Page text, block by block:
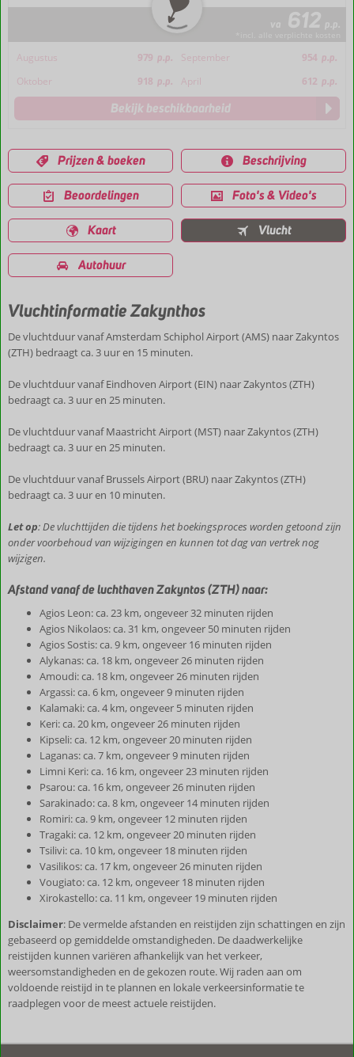
va 612 p.p.
Augustus 979 p.p. September 954 p.p.
Oktober
918 p.p. April 612 p.p.
Bekijk beschikbaarheid
Prijzen & boeken Beschrijving
Beoordelingen Foto's & Video's
Kaart Vlucht
Autohuur
Vluchtinformatie Zakynthos
De vluchtduur vanaf Amsterdam Schiphol Airport (AMS) naar Zakyntos
(ZTH) bedraagt ca. 3 uur en 15 minuten.
De vluchtduur vanaf Eindhoven Airport (EIN) naar Zakyntos (ZTH)
bedraagt ca. 3 uur en 25 minuten.
De vluchtduur vanaf Maastricht Airport (MST) naar Zakyntos (ZTH)
bedraagt ca. 3 uur en 25 minuten.
De vluchtduur vanaf Brussels Airport (BRU) naar Zakyntos (ZTH)
bedraagt ca. 3 uur en 10 minuten.
Let op: De vluchttijden die tijdens het boekingsproces worden getoond zijn
onder voorbehoud van wijzigingen en kunnen tot dag van vertrek nog
wijzigen.
Afstand vanaf de luchthaven Zakyntos (ZTH) naar:
Agios Leon: ca. 23 km, ongeveer 32 minuten rijden
Agios Nikolaos: ca. 31 km, ongeveer 50 minuten rijden
Agios Sostis: ca. 9 km, ongeveer 16 minuten rijden
Alykanas: ca. 18 km, ongeveer 26 minuten rijden
Amoudi: ca. 18 km, ongeveer 26 minuten rijden
Argassi: ca. 6 km, ongeveer 9 minuten rijden
Kalamaki: ca. 4 km, ongeveer 5 minuten rijden
Keri: ca. 20 km, ongeveer 26 minuten rijden
Kipseli: ca. 12 km, ongeveer 20 minuten rijden
Laganas: ca. 7 km, ongeveer 9 minuten rijden
Limni Keri: ca. 16 km, ongeveer 23 minuten rijden
Psarou: ca. 16 km, ongeveer 26 minuten rijden
Sarakinado: ca. 8 km, ongeveer 14 minuten rijden
Romiri: ca. 9 km, ongeveer 12 minuten rijden
Tragaki: ca. 12 km, ongeveer 20 minuten rijden
Tsilivi: ca. 10 km, ongeveer 18 minuten rijden
Vasilikos: ca. 17 km, ongeveer 26 minuten rijden
Vougiato: ca. 12 km, ongeveer 18 minuten rijden
Xirokastello: ca. 11 km, ongeveer 19 minuten rijden
Disclaimer: De vermelde afstanden en reistijden zijn schattingen en zijn
gebaseerd op gemiddelde omstandigheden. De daadwerkelijke
reistijden kunnen variëren afhankelijk van het verkeer,
weersomstandigheden en de gekozen route. Wij raden aan om
voldoende reistijd in te plannen en lokale verkeersinformatie te
raadplegen voor de meest actuele reistijden.